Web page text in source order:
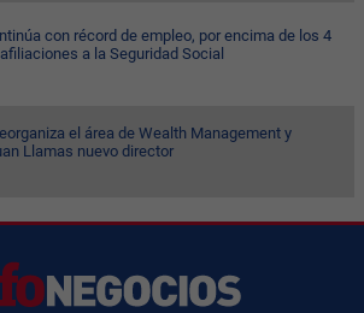
con récord de empleo, por encima de los 4
a la Seguridad Social
el área de Wealth Management y
Llamas nuevo director